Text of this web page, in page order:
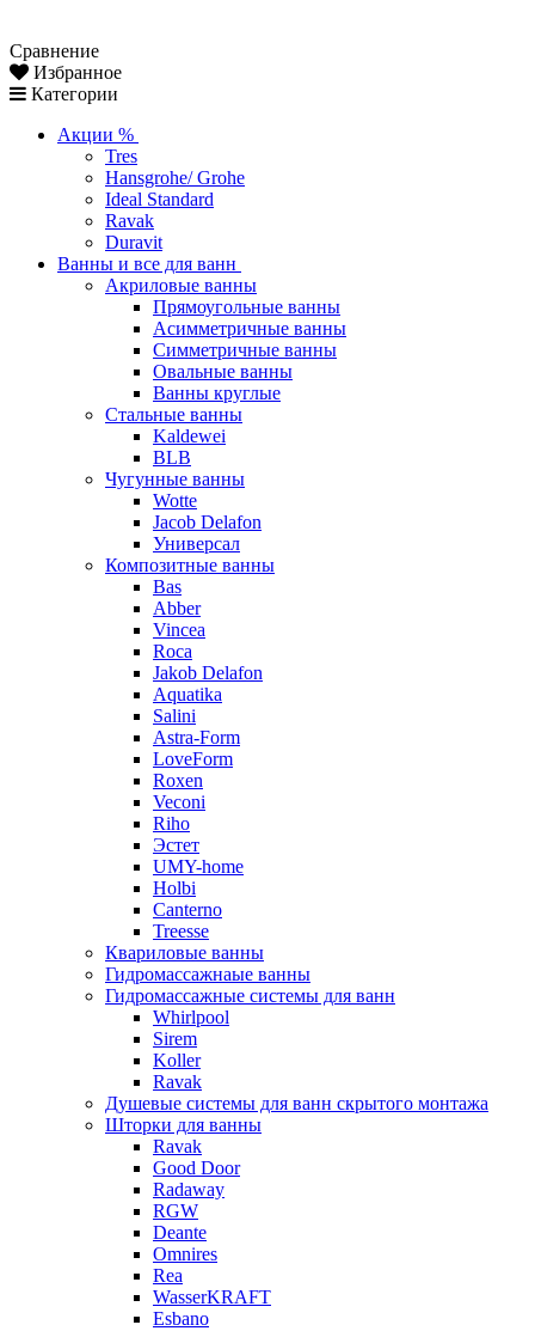
Сравнение
Избранное
Категории
Акции %
Tres
Hansgrohe/ Grohe
Ideal Standard
Ravak
Duravit
Ванны и все для ванн
Акриловые ванны
Прямоугольные ванны
Асимметричные ванны
Симметричные ванны
Овальные ванны
Ванны круглые
Стальные ванны
Kaldewei
BLB
Чугунные ванны
Wotte
Jacob Delafon
Универсал
Композитные ванны
Bas
Abber
Vincea
Roca
Jakob Delafon
Aquatika
Salini
Astra-Form
LoveForm
Roxen
Veconi
Riho
Эстет
UMY-home
Holbi
Canterno
Treesse
Квариловые ванны
Гидромассажнаые ванны
Гидромассажные системы для ванн
Whirlpool
Sirem
Koller
Ravak
Душевые системы для ванн скрытого монтажа
Шторки для ванны
Ravak
Good Door
Radaway
RGW
Deante
Omnires
Rea
WasserKRAFT
Esbano